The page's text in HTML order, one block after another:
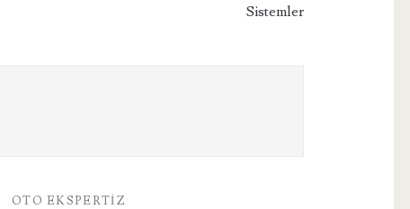
Sistemler
OTO EKSPERTIZ